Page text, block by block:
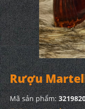
Rượu
Mã sản phẩm: